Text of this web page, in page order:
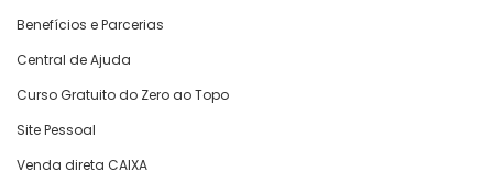
Benefícios e Parcerias
Central de Ajuda
Curso Gratuito do Zero ao Topo
Site Pessoal
Venda direta CAIXA